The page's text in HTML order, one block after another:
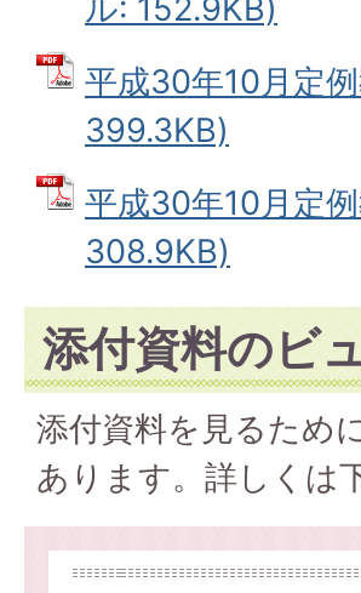
ル: 152.9KB)
平成30年10月定
399.3KB)
平成30年10月定
308.9KB)
添付資料のビ
添付資料を見るため
あります。詳しくは